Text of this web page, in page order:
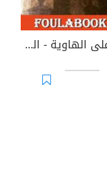
التأرجح على الهاوية - العام الأخير من حياة دوستويفسكي